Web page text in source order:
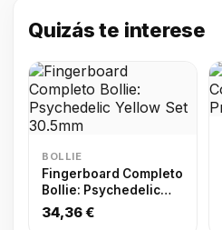
Quizás te interese
BOLLIE
Fingerboard Completo
Bollie: Psychedelic
Yellow Set 30.5mm
34,36 €